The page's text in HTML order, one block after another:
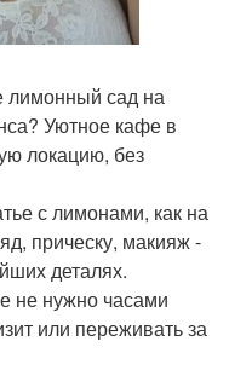
лимонный сад на
Уютное кафе в
локацию, без
с лимонами, как на
прическу, макияж -
деталях.
не нужно часами
или переживать за